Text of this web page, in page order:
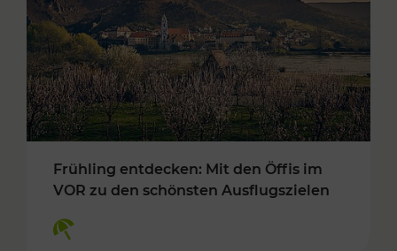
Frühling entdecken: Mit den Öffis im
VOR zu den schönsten Ausflugszielen